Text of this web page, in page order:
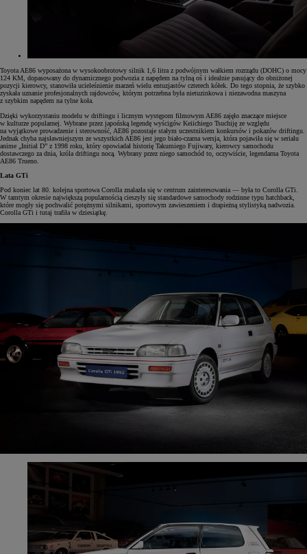
Toyota AE86 wyposażona w wysokoobrotowy silnik 1,6 litra z podwójnym wałkiem rozrządu (DOHC) o mocy
124 KM, dopasowany do dynamicznego podwozia z napędem na tylną oś i idealnie pasujący do obniżonej
pozycji kierowcy, stanowiła ucieleśnienie marzeń wielu entuzjastów czterech kółek. Do tego stopnia, że szybko
zyskała uznanie profesjonalnych rajdowców, którym potrzebna była nietuzinkowa i niezawodna maszyna
z szybkim napędem na tylne koła.
Dzięki wykorzystaniu modelu w driftingu i licznym występom filmowym AE86 zajęło znaczące miejsce
w kulturze popularnej. Wybrane przez japońską legendę wyścigów Keiichiego Tsuchiję ze względu
na wyjątkowe prowadzenie i sterowność, AE86 pozostaje stałym uczestnikiem konkursów i pokazów driftingu.
Jednak chyba najsławniejszym ze wszystkich AE86 jest jego biało-czarna wersja, która pojawiła się w serialu
anime „Initial D” z 1998 roku, który opowiadał historię Takumiego Fujiwary, kierowcy samochodu
dostawczego za dnia, króla driftingu nocą. Wybrany przez niego samochód to, oczywiście, legendarna Toyota
AE86 Trueno.
Lata GTi
Pod koniec lat 80. kolejna sportowa Corolla znalazła się w centrum zainteresowania — była to Corolla GTi.
W tamtym okresie największą popularnością cieszyły się standardowe samochody rodzinne typu hatchback,
które mogły się pochwalić potężnymi silnikami, sportowym zawieszeniem i drapieżną stylistyką nadwozia.
Corolla GTi i tutaj trafiła w dziesiątkę.